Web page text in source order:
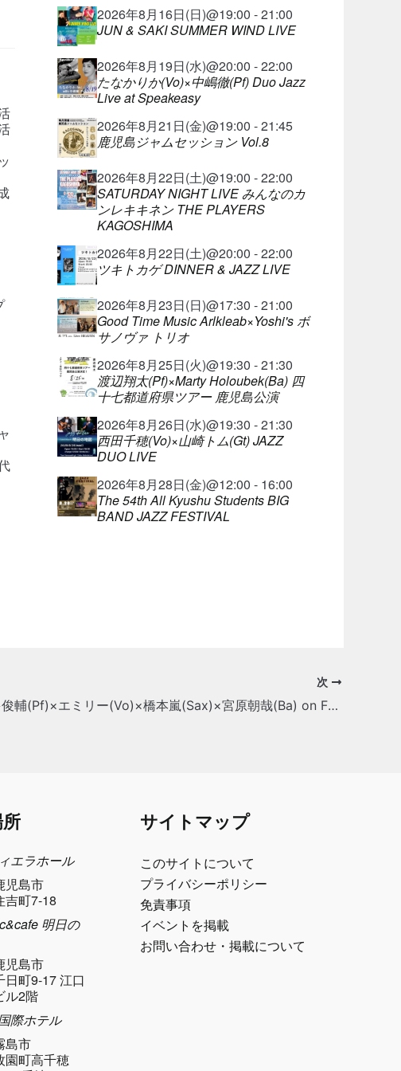
2026年8月16日(日)@19:00 - 21:00
JUN & SAKI SUMMER WIND LIVE
2026年8月19日(水)@20:00 - 22:00
たなかりか(Vo)×中嶋徹(Pf) Duo Jazz
Live at Speakeasy
2026年8月21日(金)@19:00 - 21:45
鹿児島ジャムセッション Vol.8
2026年8月22日(土)@19:00 - 22:00
SATURDAY NIGHT LIVE みんなのカ
ンレキキネン THE PLAYERS
KAGOSHIMA
2026年8月22日(土)@20:00 - 22:00
ツキトカゲ DINNER & JAZZ LIVE
2026年8月23日(日)@17:30 - 21:00
Good Time Music Arlkleab×Yoshi's ボ
サノヴァ トリオ
2026年8月25日(火)@19:30 - 21:30
渡辺翔太(Pf)×Marty Holoubek(Ba) 四
十七都道府県ツアー 鹿児島公演
2026年8月26日(水)@19:30 - 21:30
西田千穂(Vo)×山崎トム(Gt) JAZZ
DUO LIVE
2026年8月28日(金)@12:00 - 16:00
The 54th All Kyushu Students BIG
BAND JAZZ FESTIVAL
次
博多俊輔(Pf)×エミリー(Vo)×橋本嵐(Sax)×宮原朝哉(Ba) on Friday Night Live
エラホール
児島市
吉町7-18
明日の
児島市
日町9-17 江口
ル2階
際ホテル
島市
園町高千穂
サイトマップ
このサイトについて
プライバシーポリシー
免責事項
イベントを掲載
お問い合わせ・掲載について